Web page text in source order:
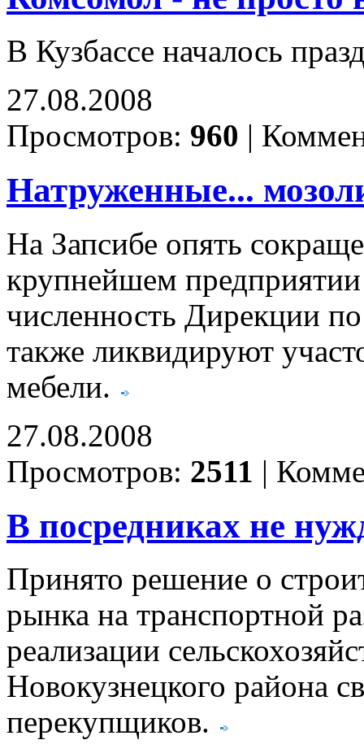
В Кузбассе началось
27.08.2008
Просмотров: 960 |
Натруженные...
На Запсибе опять
крупнейшем
численность Дирекции
также ликвидируют
мебели.
27.08.2008
Просмотров: 2511 |
В посредниках не
Принято решение о
рынка на транспортной
реализации
Новокузнецкого района
перекупщиков.